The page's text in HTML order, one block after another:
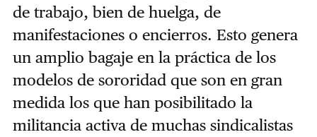
de trabajo, bien de huelga, de
manifestaciones o encierros. Esto genera
un amplio bagaje en la práctica de los
modelos de sororidad que son en gran
medida los que han posibilitado la
militancia activa de muchas sindicalistas